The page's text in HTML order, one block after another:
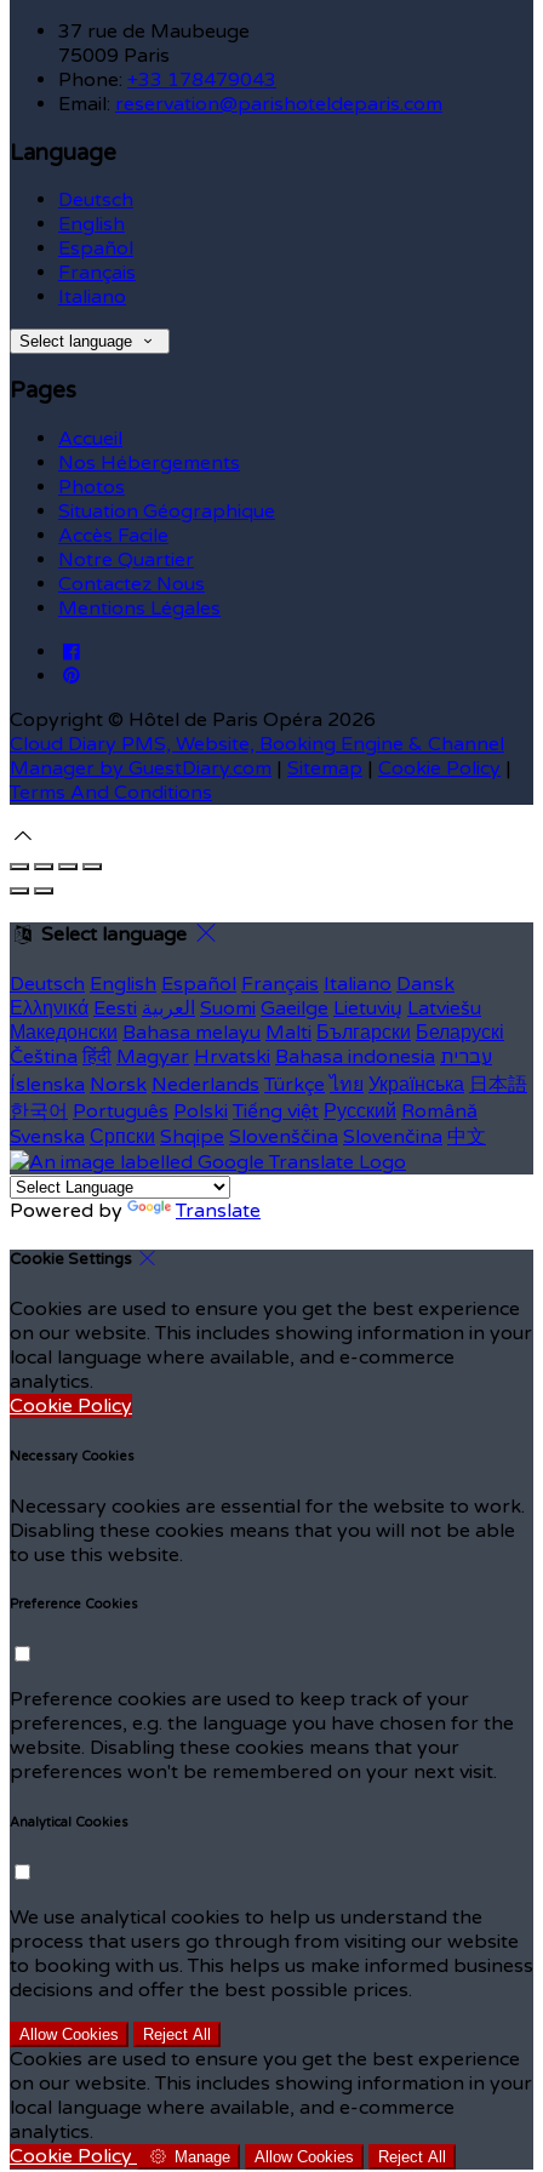
37 rue de Maubeuge
75009 Paris
Phone: +33 178479043
Email: reservation@parishoteldeparis.com
Language
Deutsch
English
Español
Français
Italiano
Select language
Pages
Accueil
Nos Hébergements
Photos
Situation Géographique
Accès Facile
Notre Quartier
Contactez Nous
Mentions Légales
Copyright © Hôtel de Paris Opéra 2026
Cloud Diary PMS, Website, Booking Engine & Channel
Manager by GuestDiary.com | Sitemap | Cookie Policy |
Terms And Conditions
Select language
Deutsch English Español Français Italiano Dansk
Ελληνικά Eesti العربية Suomi Gaeilge Lietuvių Latviešu
Македонски Bahasa melayu Malti Български Беларускі
Čeština हिंदी Magyar Hrvatski Bahasa indonesia עברית
Íslenska Norsk Nederlands Türkçe ไทย Українська 日本語
한국어 Português Polski Tiếng việt Русский Română
Svenska Српски Shqipe Slovenščina Slovenčina 中文
Powered by Translate
Cookie Settings
Cookies are used to ensure you get the best experience
on our website. This includes showing information in your
local language where available, and e-commerce
analytics.
Cookie Policy
Necessary Cookies
Necessary cookies are essential for the website to work.
Disabling these cookies means that you will not be able
to use this website.
Preference Cookies
Preference cookies are used to keep track of your
preferences, e.g. the language you have chosen for the
website. Disabling these cookies means that your
preferences won't be remembered on your next visit.
Analytical Cookies
We use analytical cookies to help us understand the
process that users go through from visiting our website
to booking with us. This helps us make informed business
decisions and offer the best possible prices.
Allow Cookies Reject All
Cookies are used to ensure you get the best experience
on our website. This includes showing information in your
local language where available, and e-commerce
analytics.
Cookie Policy
Manage Allow Cookies Reject All